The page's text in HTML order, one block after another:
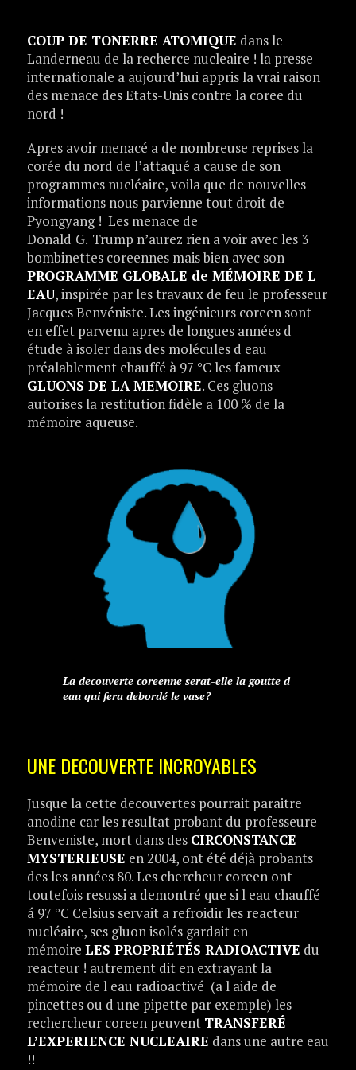
COUP DE TONERRE ATOMIQUE dans le
Landerneau de la recherce nucleaire ! la presse
internationale a aujourd’hui appris la vrai raison
des menace des Etats-Unis contre la coree du
nord !
Apres avoir menacé a de nombreuse reprises la
corée du nord de l’attaqué a cause de son
programmes nucléaire, voila que de nouvelles
informations nous parvienne tout droit de
Pyongyang ! Les menace de
Donald G. Trump n’aurez rien a voir avec les 3
bombinettes coreennes mais bien avec son
PROGRAMME GLOBALE de MÉMOIRE DE L
EAU, inspirée par les travaux de feu le professeur
Jacques Benvéniste. Les ingénieurs coreen sont
en effet parvenu apres de longues années d
étude à isoler dans des molécules d eau
préalablement chauffé à 97 °C les fameux
GLUONS DE LA MEMOIRE. Ces gluons
autorises la restitution fidèle a 100 % de la
mémoire aqueuse.
La decouverte coreenne serat-elle la goutte d
eau qui fera debordé le vase?
UNE DECOUVERTE INCROYABLES
Jusque la cette decouvertes pourrait paraitre
anodine car les resultat probant du professeure
Benveniste, mort dans des CIRCONSTANCE
MYSTERIEUSE en 2004, ont été déjà probants
des les années 80. Les chercheur coreen ont
toutefois resussi a demontré que si l eau chauffé
á 97 °C Celsius servait a refroidir les reacteur
nucléaire, ses gluon isolés gardait en
mémoire LES PROPRIÉTÉS RADIOACTIVE du
reacteur ! autrement dit en extrayant la
mémoire de l eau radioactivé (a l aide de
pincettes ou d une pipette par exemple) les
rechercheur coreen peuvent TRANSFERÉ
L’EXPERIENCE NUCLEAIRE dans une autre eau
!!